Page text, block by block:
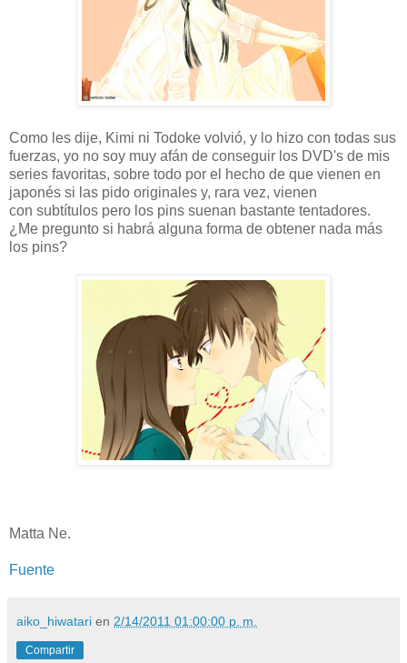
Como les dije, Kimi ni Todoke volvió, y lo hizo con todas sus
fuerzas, yo no soy muy afán de conseguir los DVD's de mis
series favoritas, sobre todo por el hecho de que vienen en
japonés si las pido originales y, rara vez, vienen
con subtítulos pero los pins suenan bastante tentadores.
¿Me pregunto si habrá alguna forma de obtener nada más
los pins?
Matta Ne.
Fuente
aiko_hiwatari en 2/14/2011 01:00:00 p. m.
Compartir